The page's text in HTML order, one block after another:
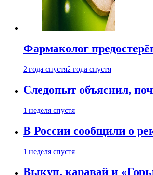
Фармаколог
2 года спустя2 года спустя
Следопыт объяснил,
1 неделя спустя
В России сообщили о
1 неделя спустя
Выкуп, каравай и